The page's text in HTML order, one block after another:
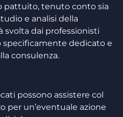
pattuito, tenuto conto sia
e analisi della
dai professionisti
specificamente dedicato e
consulenza.
possono assistere col
per un’eventuale azione